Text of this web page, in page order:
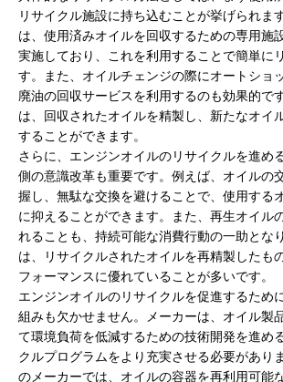
リサイクル施設に持ち込むことが挙げられま
は、使用済みオイルを回収するための専用施
実施しており、これを利用することで簡単に
す。また、オイルチェンジの際にオートショ
廃油の回収サービスを利用するのも効果的で
は、回収されたオイルを精製し、新たなオイ
することができます。
さらに、エンジンオイルのリサイクルを進め
側の意識改革も重要です。例えば、オイルの
握し、無駄な交換を避けることで、使用する
に抑えることができます。また、再生オイル
れることも、持続可能な消費行動の一助とな
は、リサイクルされたオイルを再精製したも
フォーマンスに優れていることが多いです。
エンジンオイルのリサイクルを促進するため
組みも欠かせません。メーカーは、オイル製
て環境負荷を低減するための技術開発を進め
クルプログラムをより充実させる必要があり
のメーカーでは、オイルの容器を再利用可能